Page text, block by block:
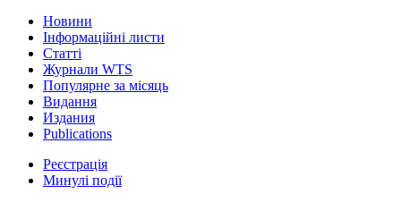
Новини
Інформаційні листи
Статті
Журнали WTS
Популярне за місяць
Видання
Издания
Publications
Реєстрація
Минулі події